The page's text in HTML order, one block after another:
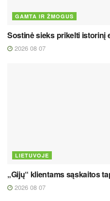
GAMTA IR ŽMOGUS
Sostinė sieks prikelti istorinį
2026 08 07
LIETUVOJE
„Gijų“ klientams sąskaitos
2026 08 07